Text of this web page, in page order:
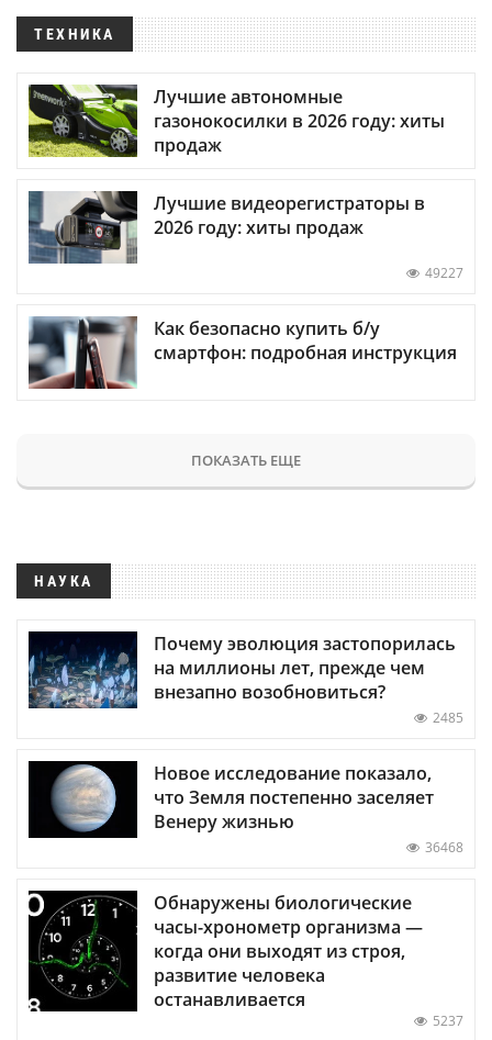
ТЕХНИКА
Лучшие автономные
газонокосилки в 2026 году: хиты
продаж
Лучшие видеорегистраторы в
2026 году: хиты продаж
49227
Как безопасно купить б/у
смартфон: подробная инструкция
ПОКАЗАТЬ ЕЩЕ
НАУКА
Почему эволюция застопорилась
на миллионы лет, прежде чем
внезапно возобновиться?
2485
Новое исследование показало,
что Земля постепенно заселяет
Венеру жизнью
36468
Обнаружены биологические
часы-хронометр организма —
когда они выходят из строя,
развитие человека
останавливается
5237